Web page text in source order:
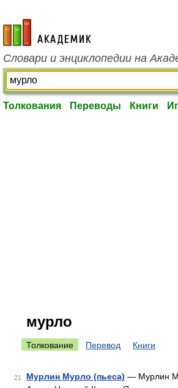
academic.ru
Словари и энциклопедии на
Толкования Переводы Книги
мурло
Толкование Перевод Книги
21 Мурлин Мурло (пьеса) — Мурлин